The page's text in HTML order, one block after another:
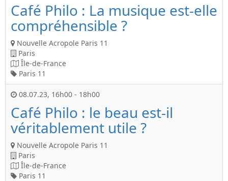
Café Philo : La musique est-elle
compréhensible ?
Nouvelle Acropole Paris 11
Paris
Île-de-France
Paris 11
08.07.23, 16h00 - 18h00
Café Philo : le beau est-il
véritablement utile ?
Nouvelle Acropole Paris 11
Paris
Île-de-France
Paris 11